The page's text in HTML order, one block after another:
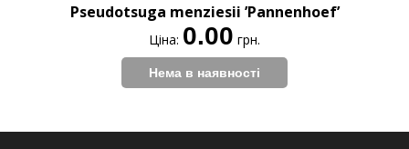
Pseudotsuga menziesii ’Pannenhoef’
Ціна: 0.00 грн.